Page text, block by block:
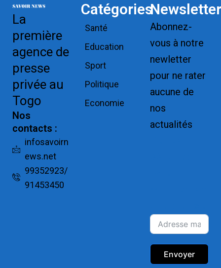
La
première
agence de
presse
privée au
Togo
Nos
contacts :
infosavoirn
ews.net
99352923/
91453450
Catégories
Santé
Education
Sport
Politique
Economie
Newsletter
Abonnez-
vous à notre
newletter
pour ne rater
aucune de
nos
actualités
Envoyer